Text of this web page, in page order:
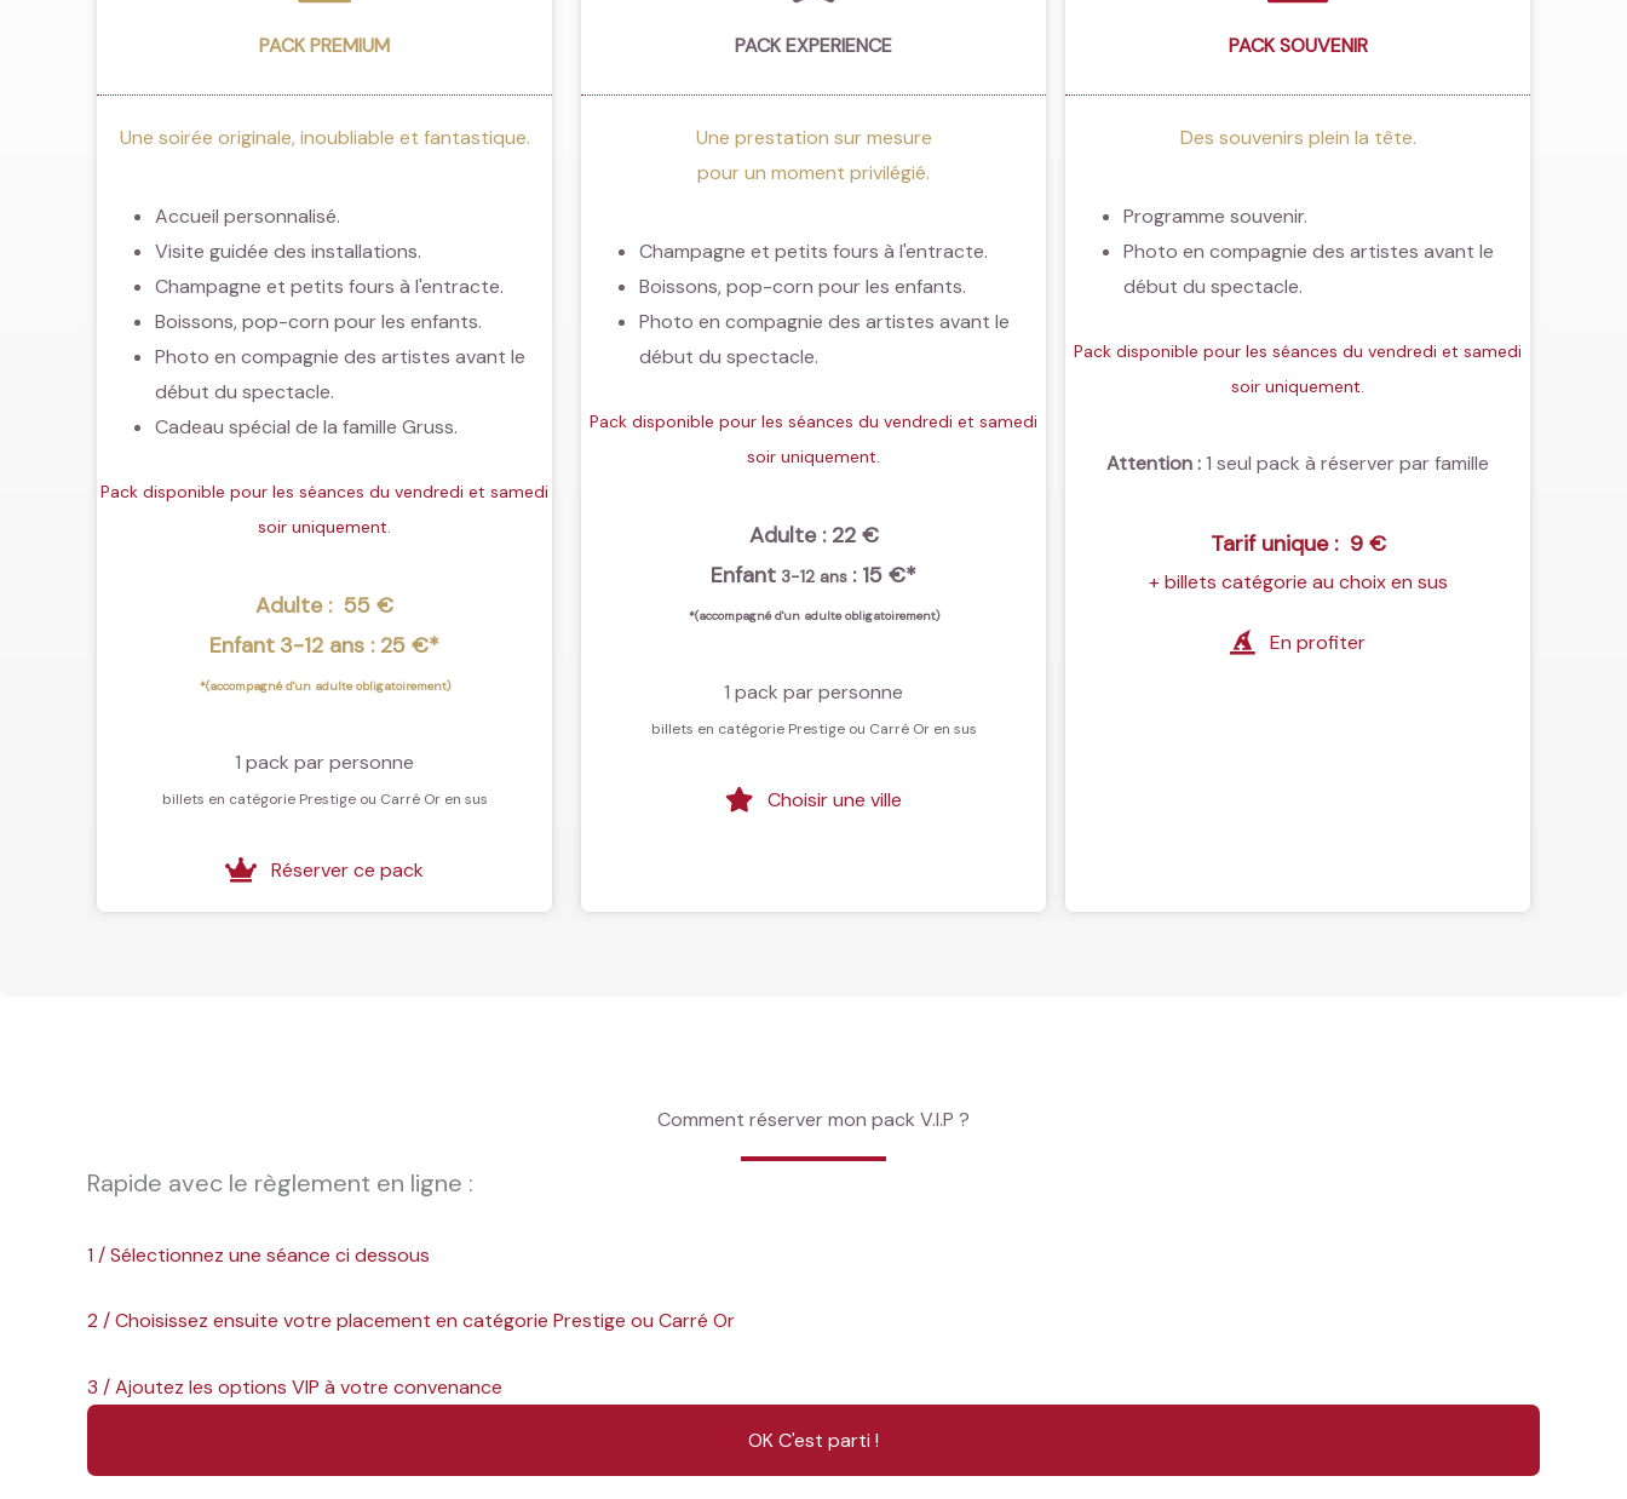
PACK PREMIUM
Une soirée originale, inoubliable et fantastique.
Accueil personnalisé.
Visite guidée des installations.
Champagne et petits fours à l'entracte.
Boissons, pop-corn pour les enfants.
Photo en compagnie des artistes avant le
début du spectacle.
Cadeau spécial de la famille Gruss.
Pack disponible pour les séances du vendredi et samedi
soir uniquement.
Adulte : 55 €
Enfant 3-12 ans : 25 €*
*(accompagné d'un adulte obligatoirement)
1 pack par personne
billets en catégorie Prestige ou Carré Or en sus
Réserver ce pack
PACK EXPERIENCE
Une prestation sur mesure
pour un moment privilégié.
Champagne et petits fours à l'entracte.
Boissons, pop-corn pour les enfants.
Photo en compagnie des artistes avant le
début du spectacle.
Pack disponible pour les séances du vendredi et samedi
soir uniquement.
Adulte : 22 €
Enfant 3-12 ans : 15 €*
*(accompagné d'un adulte obligatoirement)
1 pack par personne
billets en catégorie Prestige ou Carré Or en sus
Choisir une ville
PACK SOUVENIR
Des souvenirs plein la tête.
Programme souvenir.
Photo en compagnie des artistes avant le
début du spectacle.
Pack disponible pour les séances du vendredi et samedi
soir uniquement.
Attention :1 seul pack à réserver par famille
Tarif unique : 9 €
+ billets catégorie au choix en sus
En profiter
Comment réserver mon pack V.I.P ?
Rapide avec le règlement en ligne :
1 / Sélectionnez une séance ci dessous
2 / Choisissez ensuite votre placement en catégorie Prestige ou Carré Or
3 / Ajoutez les options VIP ​à votre convenance
OK C'est parti !